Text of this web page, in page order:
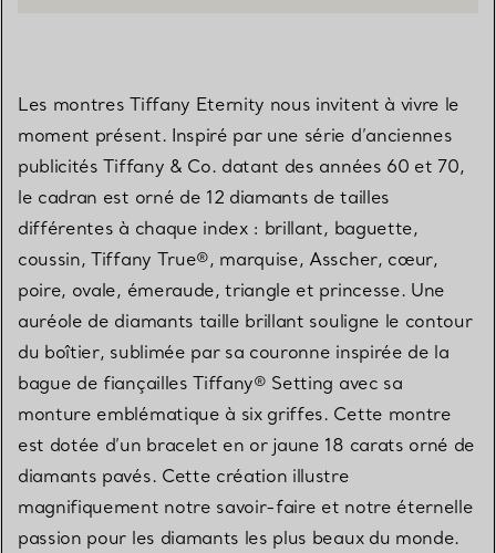
Les montres Tiffany Eternity nous invitent à vivre le
moment présent. Inspiré par une série d’anciennes
publicités Tiffany & Co. datant des années 60 et 70,
le cadran est orné de 12 diamants de tailles
différentes à chaque index : brillant, baguette,
coussin, Tiffany True®, marquise, Asscher, cœur,
poire, ovale, émeraude, triangle et princesse. Une
auréole de diamants taille brillant souligne le contour
du boîtier, sublimée par sa couronne inspirée de la
bague de fiançailles Tiffany® Setting avec sa
monture emblématique à six griffes. Cette montre
est dotée d’un bracelet en or jaune 18 carats orné de
diamants pavés. Cette création illustre
magnifiquement notre savoir-faire et notre éternelle
passion pour les diamants les plus beaux du monde.